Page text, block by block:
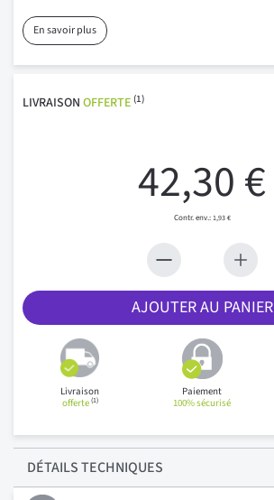
En savoir plus
LIVRAISON OFFERTE (1)
42,30 €
1,93 €
AJOUTER AU PANIER
Livraison
offerte(1)
Paiement
100% sécurisé
DÉTAILSTECHNIQUES